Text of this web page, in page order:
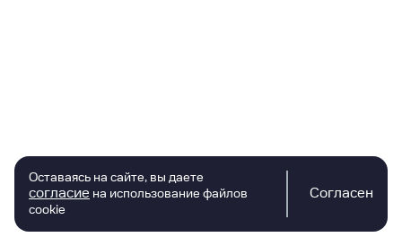
Оставаясь на сайте, вы даете
согласие на использование файлов
cookie
Согласен